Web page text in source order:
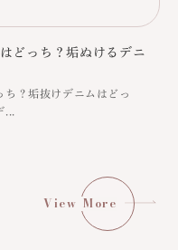
どっち？垢ぬけるデニ
ち？垢抜けデニムはどっ
...
View More